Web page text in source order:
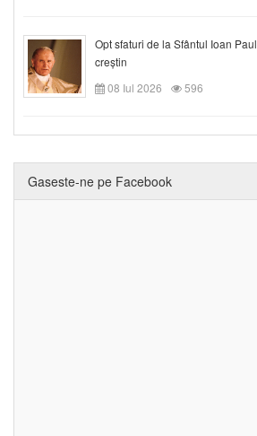
Opt sfaturi de la Sfântul Ioan
creștin
08 Iul 2026
596
Gaseste-ne pe Facebook